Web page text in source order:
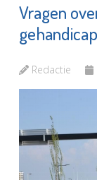
Vragen
Redactie